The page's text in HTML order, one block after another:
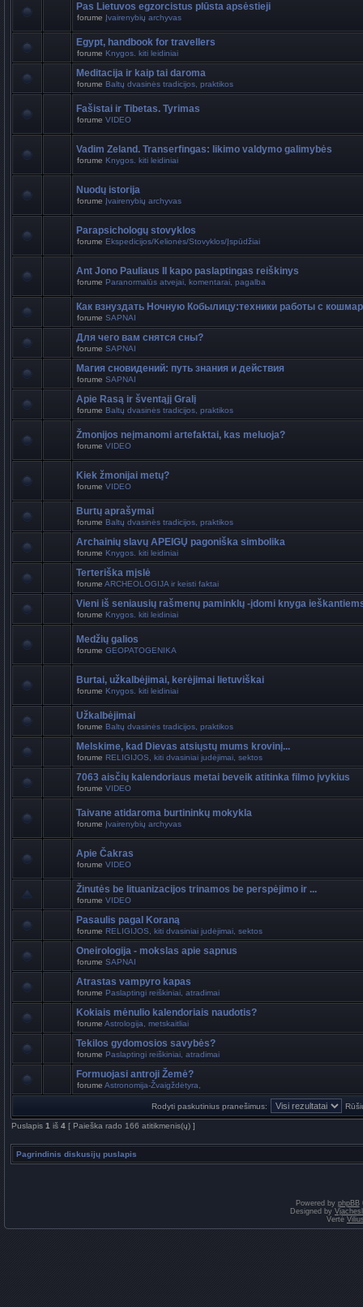
Pas Lietuvos egzorcistus plūsta apsėstieji
forume Įvairenybių archyvas
Egypt, handbook for travellers
forume Knygos. kiti leidiniai
Meditacija ir kaip tai daroma
forume Baltų dvasinės tradicijos, praktikos
Fašistai ir Tibetas. Tyrimas
forume VIDEO
Vadim Zeland. Transerfingas: likimo valdymo galimybės
forume Knygos. kiti leidiniai
Nuodų istorija
forume Įvairenybių archyvas
Parapsichologų stovyklos
forume Ekspedicijos/Kelionės/Stovyklos/Įspūdžiai
Ant Jono Pauliaus II kapo paslaptingas reiškinys
forume Paranormalūs atvejai, komentarai, pagalba
Как взнуздать Ночную Кобылицу:техники работы с
forume SAPNAI
Для чего вам снятся сны?
forume SAPNAI
Магия сновидений: путь знания и действия
forume SAPNAI
Apie Rasą ir šventąjį Gralį
forume Baltų dvasinės tradicijos, praktikos
Žmonijos neįmanomi artefaktai, kas meluoja?
forume VIDEO
Kiek žmonijai metų?
forume VIDEO
Burtų aprašymai
forume Baltų dvasinės tradicijos, praktikos
Archainių slavų APEIGŲ pagoniška simbolika
forume Knygos. kiti leidiniai
Terteriška mįslė
forume ARCHEOLOGIJA ir keisti faktai
Vieni iš seniausių rašmenų paminklų -įdomi knyga
forume Knygos. kiti leidiniai
Medžių galios
forume GEOPATOGENIKA
Burtai, užkalbėjimai, kerėjimai lietuviškai
forume Knygos. kiti leidiniai
Užkalbėjimai
forume Baltų dvasinės tradicijos, praktikos
Melskime, kad Dievas atsiųstų mums krovinį...
forume RELIGIJOS, kiti dvasiniai judėjimai, sektos
7063 aisčių kalendoriaus metai beveik atitinka filmo įvykius
forume VIDEO
Taivane atidaroma burtininkų mokykla
forume Įvairenybių archyvas
Apie Čakras
forume VIDEO
Žinutės be lituanizacijos trinamos be perspėjimo ir ...
forume VIDEO
Pasaulis pagal Koraną
forume RELIGIJOS, kiti dvasiniai judėjimai, sektos
Oneirologija - mokslas apie sapnus
forume SAPNAI
Atrastas vampyro kapas
forume Paslaptingi reiškiniai, atradimai
Kokiais mėnulio kalendoriais naudotis?
forume Astrologija, metskaitliai
Tekilos gydomosios savybės?
forume Paslaptingi reiškiniai, atradimai
Formuojasi antroji Žemė?
forume Astronomija-Žvaigždėtyra,
Rodyti paskutinius pranešimus:
Puslapis 1 iš 4 [ Paieška rado 166 atitikmenis(ų) ]
Pagrindinis diskusijų puslapis
Powered by phpBB
Designed by
Vertė